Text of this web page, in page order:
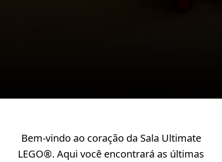
Bem-vindo ao coração da Sala Ultimate
LEGO®. Aqui você encontrará as últimas